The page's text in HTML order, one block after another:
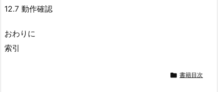
12.7 動作確認
おわりに
索引
 書籍目次